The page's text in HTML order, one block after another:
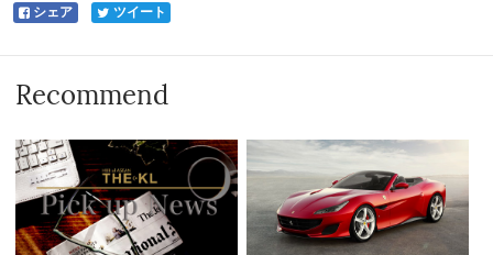
シェア ツイート
Recommend